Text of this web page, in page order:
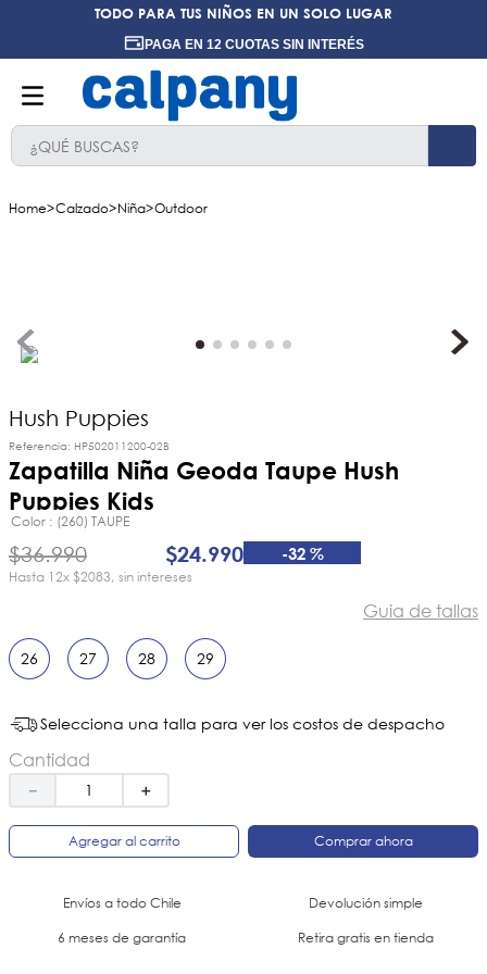
TODO PARA TUS NIÑOS EN UN SOLO LUGAR
PAGA EN 12 CUOTAS SIN INTERÉS
¿QUÉ BUSCAS?
Calzado Niña Outdoor
Hush Puppies
Referencia: HP502011200-02B
Zapatilla Niña Geoda Taupe Hush
Puppies Kids
Color (260) TAUPE
$36.990 $24.990 -32 %
12x$2083 sin intereses
Guia de tallas
26 27 28 29
Selecciona una talla para ver los costos de despacho
Cantidad
＋
－
Agregar al carrito Comprar ahora
Envíos a todo Chile
Devolución simple
6 meses de garantía
Retira gratis en tienda
6.
zapatillas
7.
botin niño
.
ergonomico
9.
botin niña
10.